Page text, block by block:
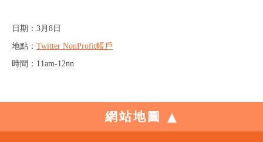
日期：3月8日
地點： Twitter NonProfit帳戶
時間：11am-12nn
網站地圖